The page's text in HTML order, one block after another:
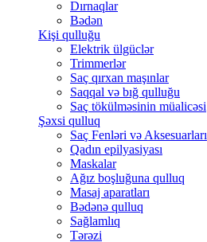
Dırnaqlar
Bədən
Kişi qulluğu
Elektrik ülgüclər
Trimmerlər
Saç qırxan maşınlar
Saqqal və bığ qulluğu
Saç tökülməsinin müalicəsi
Şəxsi qulluq
Saç Fenləri və Aksesuarları
Qadın epilyasiyası
Maskalar
Ağız boşluğuna qulluq
Masaj aparatları
Bədənə qulluq
Sağlamlıq
Tərəzi